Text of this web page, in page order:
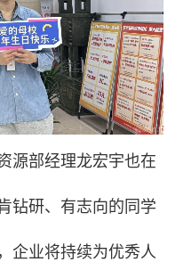
源部经理龙宏宇也在
钻研、有志向的同学
企业将持续为优秀人